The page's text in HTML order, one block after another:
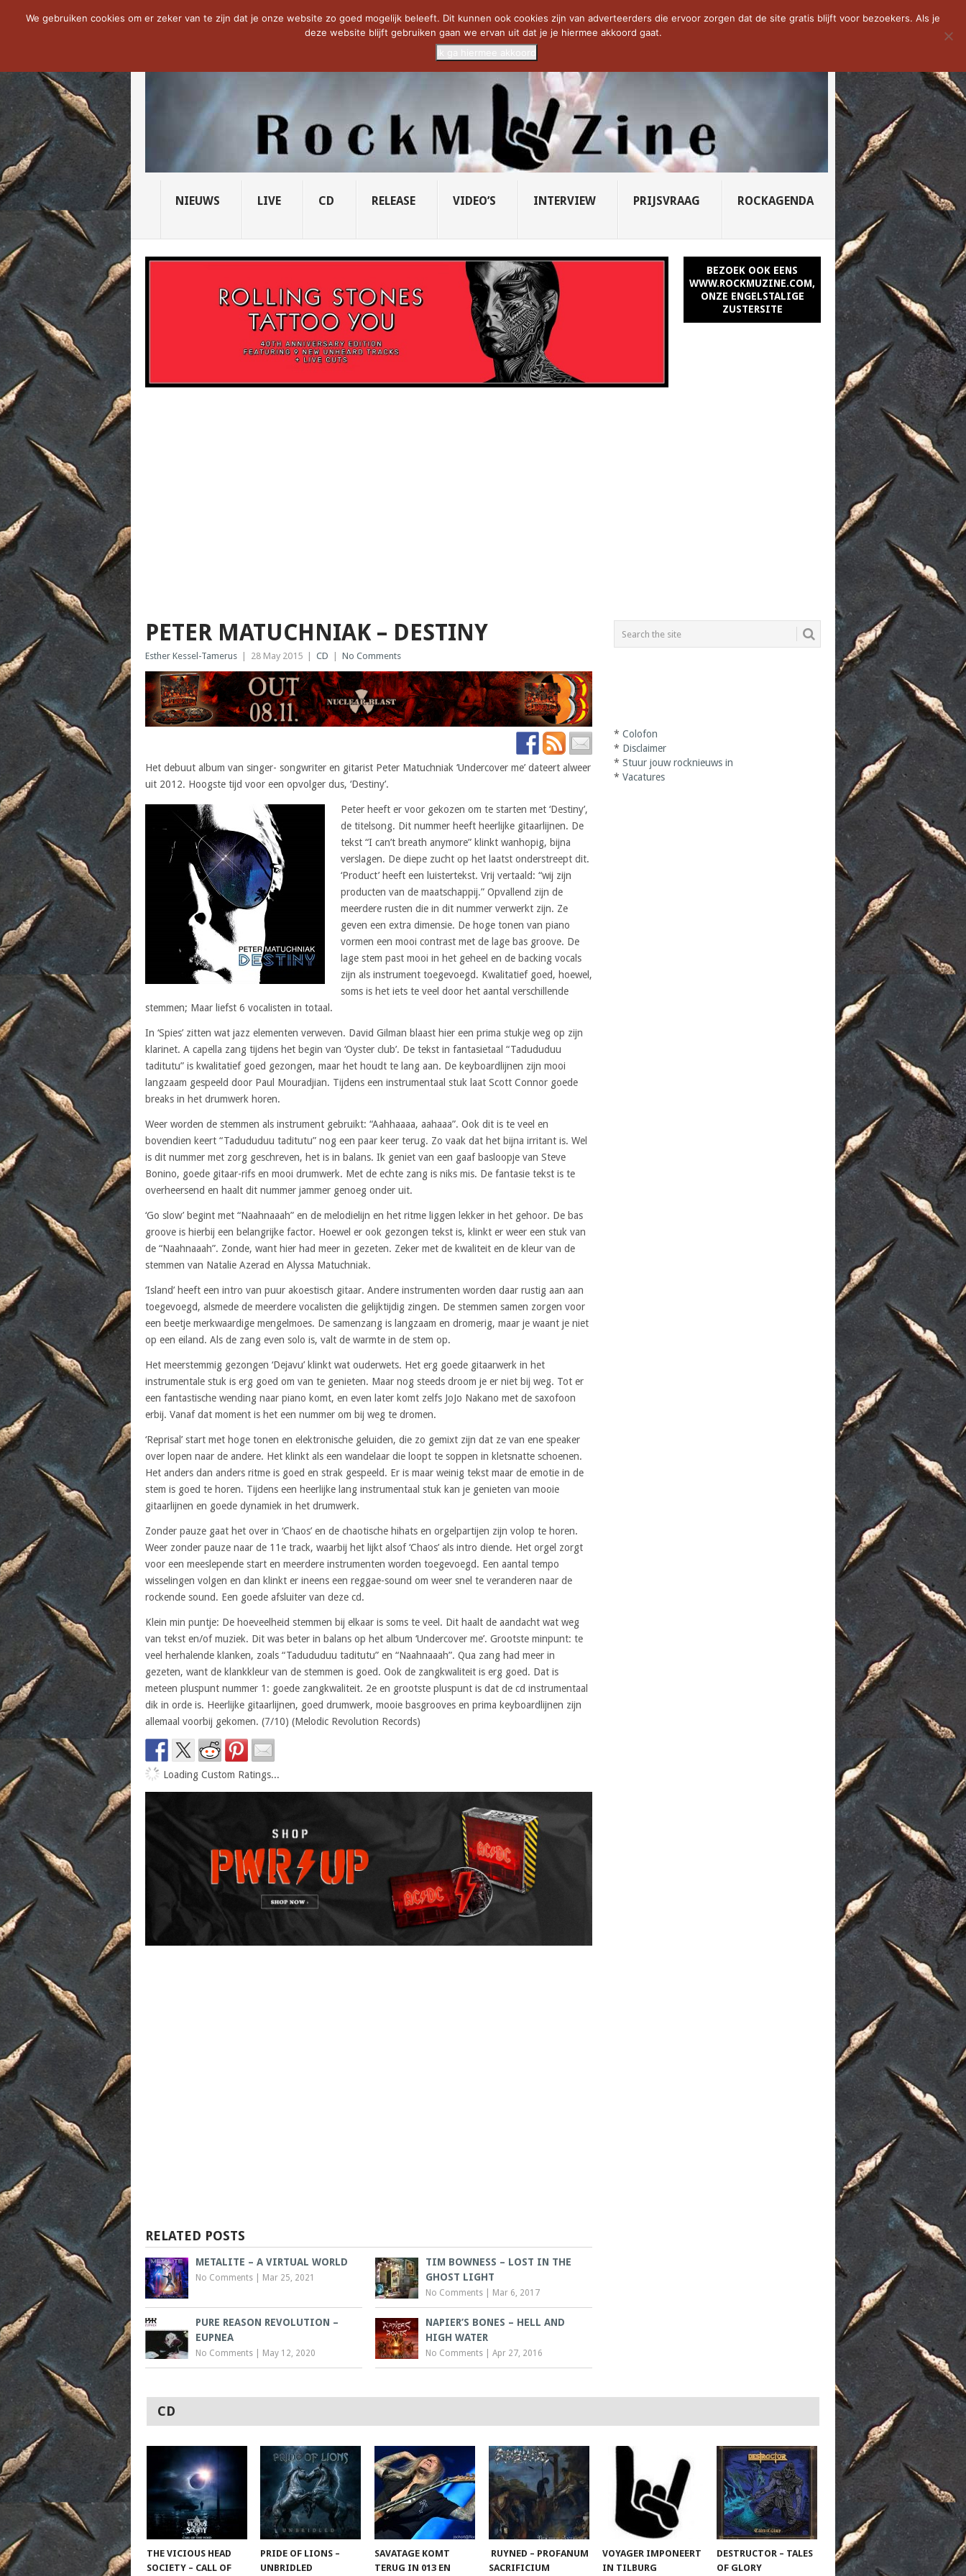
NOW TRENDING: THE VICIOUS HEAD SOCIETY... PRIDE OF LIONS – U... SAVATAGE KOMT TERUG IN 0... CD VAN DE WEEK: SLEEPING...
NIEUWS LIVE CD RELEASE VIDEO’S INTERVIEW PRIJSVRAAG ROCKAGENDA
BEZOEK OOK EENS
WWW.ROCKMUZINE.COM,
ONZE ENGELSTALIGE
ZUSTERSITE
PETER MATUCHNIAK – DESTINY
Esther Kessel-Tamerus 28 May 2015 CD No Comments
Het debuut album van singer- songwriter en gitarist Peter Matuchniak ‘Undercover me’ dateert alweer
uit 2012. Hoogste tijd voor een opvolger dus, ‘Destiny’.
Peter heeft er voor gekozen om te starten met ‘Destiny’,
de titelsong. Dit nummer heeft heerlijke gitaarlijnen. De
tekst “I can’t breath anymore” klinkt wanhopig, bijna
verslagen. De diepe zucht op het laatst onderstreept dit.
‘Product’ heeft een luistertekst. Vrij vertaald: “wij zijn
producten van de maatschappij.” Opvallend zijn de
meerdere rusten die in dit nummer verwerkt zijn. Ze
geven een extra dimensie. De hoge tonen van piano
vormen een mooi contrast met de lage bas groove. De
lage stem past mooi in het geheel en de backing vocals
zijn als instrument toegevoegd. Kwalitatief goed, hoewel,
soms is het iets te veel door het aantal verschillende
stemmen; Maar liefst 6 vocalisten in totaal.
In ‘Spies’ zitten wat jazz elementen verweven. David Gilman blaast hier een prima stukje weg op zijn
klarinet. A capella zang tijdens het begin van ‘Oyster club’. De tekst in fantasietaal “Tadududuu
taditutu” is kwalitatief goed gezongen, maar het houdt te lang aan. De keyboardlijnen zijn mooi
langzaam gespeeld door Paul Mouradjian. Tijdens een instrumentaal stuk laat Scott Connor goede
breaks in het drumwerk horen.
Weer worden de stemmen als instrument gebruikt: “Aahhaaaa, aahaaa”. Ook dit is te veel en
bovendien keert “Tadududuu taditutu” nog een paar keer terug. Zo vaak dat het bijna irritant is. Wel
is dit nummer met zorg geschreven, het is in balans. Ik geniet van een gaaf basloopje van Steve
Bonino, goede gitaar-rifs en mooi drumwerk. Met de echte zang is niks mis. De fantasie tekst is te
overheersend en haalt dit nummer jammer genoeg onder uit.
‘Go slow’ begint met “Naahnaaah” en de melodielijn en het ritme liggen lekker in het gehoor. De bas
groove is hierbij een belangrijke factor. Hoewel er ook gezongen tekst is, klinkt er weer een stuk van
de “Naahnaaah”. Zonde, want hier had meer in gezeten. Zeker met de kwaliteit en de kleur van de
stemmen van Natalie Azerad en Alyssa Matuchniak.
‘Island’ heeft een intro van puur akoestisch gitaar. Andere instrumenten worden daar rustig aan aan
toegevoegd, alsmede de meerdere vocalisten die gelijktijdig zingen. De stemmen samen zorgen voor
een beetje merkwaardige mengelmoes. De samenzang is langzaam en dromerig, maar je waant je niet
op een eiland. Als de zang even solo is, valt de warmte in de stem op.
Het meerstemmig gezongen ‘Dejavu’ klinkt wat ouderwets. Het erg goede gitaarwerk in het
instrumentale stuk is erg goed om van te genieten. Maar nog steeds droom je er niet bij weg. Tot er
een fantastische wending naar piano komt, en even later komt zelfs JoJo Nakano met de saxofoon
erbij. Vanaf dat moment is het een nummer om bij weg te dromen.
‘Reprisal’ start met hoge tonen en elektronische geluiden, die zo gemixt zijn dat ze van ene speaker
over lopen naar de andere. Het klinkt als een wandelaar die loopt te soppen in kletsnatte schoenen.
Het anders dan anders ritme is goed en strak gespeeld. Er is maar weinig tekst maar de emotie in de
stem is goed te horen. Tijdens een heerlijke lang instrumentaal stuk kan je genieten van mooie
gitaarlijnen en goede dynamiek in het drumwerk.
Zonder pauze gaat het over in ‘Chaos’ en de chaotische hihats en orgelpartijen zijn volop te horen.
Weer zonder pauze naar de 11e track, waarbij het lijkt alsof ‘Chaos’ als intro diende. Het orgel zorgt
voor een meeslepende start en meerdere instrumenten worden toegevoegd. Een aantal tempo
wisselingen volgen en dan klinkt er ineens een reggae-sound om weer snel te veranderen naar de
rockende sound. Een goede afsluiter van deze cd.
Klein min puntje: De hoeveelheid stemmen bij elkaar is soms te veel. Dit haalt de aandacht wat weg
van tekst en/of muziek. Dit was beter in balans op het album ‘Undercover me’. Grootste minpunt: te
veel herhalende klanken, zoals “Tadududuu taditutu” en “Naahnaaah”. Qua zang had meer in
gezeten, want de klankkleur van de stemmen is goed. Ook de zangkwaliteit is erg goed. Dat is
meteen pluspunt nummer 1: goede zangkwaliteit. 2e en grootste pluspunt is dat de cd instrumentaal
dik in orde is. Heerlijke gitaarlijnen, goed drumwerk, mooie basgrooves en prima keyboardlijnen zijn
allemaal voorbij gekomen. (7/10) (Melodic Revolution Records)
Loading Custom Ratings...
RELATED POSTS
METALITE – A VIRTUAL WORLD
No Comments Mar 25, 2021
TIM BOWNESS – LOST IN THE
GHOST LIGHT
No Comments Mar 6, 2017
PURE REASON REVOLUTION –
EUPNEA
No Comments May 12, 2020
NAPIER’S BONES – HELL AND
HIGH WATER
No Comments |Apr 27, 2016
*Colofon
* Disclaimer
*Stuur jouw rocknieuws in
*Vacatures
CD
THE VICIOUS HEAD
SOCIETY – CALL OF
PRIDE OF LIONS –
UNBRIDLED
SAVATAGE KOMT
TERUG IN 013 EN
RUYNED – PROFANUM
SACRIFICIUM
VOYAGER IMPONEERT
IN TILBURG
DESTRUCTOR – TALES
OF GLORY
We gebruiken cookies om er zeker van te zijn dat je onze website zo goed mogelijk beleeft. Dit kunnen ook cookies zijn van adverteerders die ervoor zorgen dat de site gratis blijft voor bezoekers. Als je
deze website blijft gebruiken gaan we ervan uit dat je je hiermee akkoord gaat.
Ik ga hiermee akkoord